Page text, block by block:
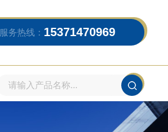
服务热线： 15371470969